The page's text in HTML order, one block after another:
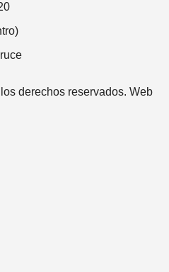
derechos reservados. Web